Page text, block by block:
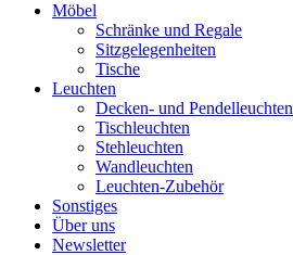
Möbel
Schränke und Regale
Sitzgelegenheiten
Tische
Leuchten
Decken- und Pendelleuchten
Tischleuchten
Stehleuchten
Wandleuchten
Leuchten-Zubehör
Sonstiges
Über uns
Newsletter